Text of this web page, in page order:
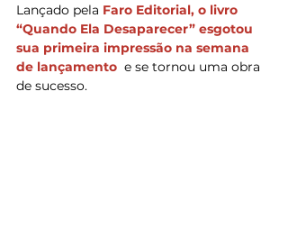
Lançado pela Faro Editorial, o livro
“Quando Ela Desaparecer” esgotou
sua primeira impressão na semana
de lançamento e se tornou uma obra
de sucesso.